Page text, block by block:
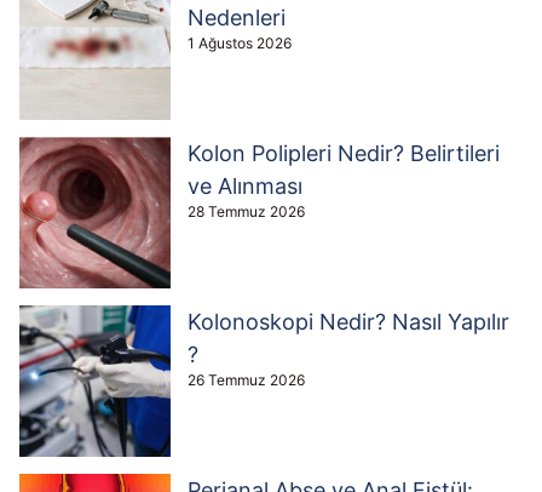
Nedenleri
1 Ağustos 2026
Kolon Polipleri Nedir? Belirtileri
ve Alınması
28 Temmuz 2026
Kolonoskopi Nedir? Nasıl Yapılır
?
26 Temmuz 2026